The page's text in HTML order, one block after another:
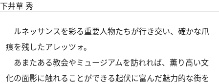
下井草 秀
ルネッサンスを彩る重要人物たちが行き交い、確かな爪
痕を残したアレッツォ。
あまたある教会やミュージアムを訪れれば、薫り高い文
化の面影に触れることができる起伏に富んだ魅力的な街を